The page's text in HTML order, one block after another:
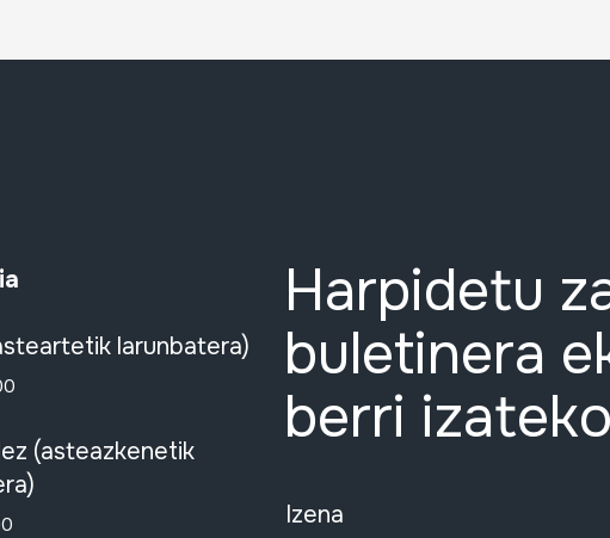
larunbatera)
(asteazkenetik
Harpidetu
buletinera
berri izateko
Izena